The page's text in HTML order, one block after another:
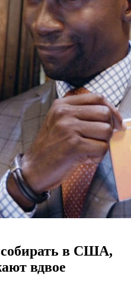
собирать в США,
вдвое